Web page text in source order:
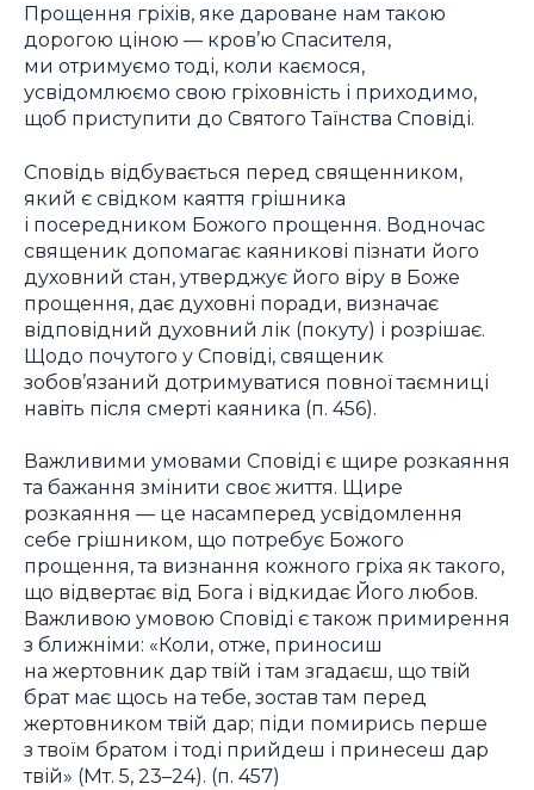
Прощення гріхів, яке дароване нам такою
дорогою ціною — кров’ю Спасителя,
ми отримуємо тоді, коли каємося,
усвідомлюємо свою гріховність і приходимо,
щоб приступити до Святого Таїнства Сповіді.
Сповідь відбувається перед священником,
який є свідком каяття грішника
і посередником Божого прощення. Водночас
священик допомагає каяникові пізнати його
духовний стан, утверджує його віру в Боже
прощення, дає духовні поради, визначає
відповідний духовний лік (покуту) і розрішає.
Щодо почутого у Сповіді, священик
зобов’язаний дотримуватися повної таємниці
навіть після смерті каяника (п. 456).
Важливими умовами Сповіді є щире розкаяння
та бажання змінити своє життя. Щире
розкаяння — це насамперед усвідомлення
себе грішником, що потребує Божого
прощення, та визнання кожного гріха як такого,
що відвертає від Бога і відкидає Його любов.
Важливою умовою Сповіді є також примирення
з ближніми: «Коли, отже, приносиш
на жертовник дар твій і там згадаєш, що твій
брат має щось на тебе, зостав там перед
жертовником твій дар; піди помирись перше
з твоїм братом і тоді прийдеш і принесеш дар
твій» (Мт. 5, 23–24). (п. 457)